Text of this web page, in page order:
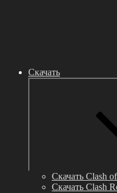
Скачать
Скачать Clash
Скачать Clash